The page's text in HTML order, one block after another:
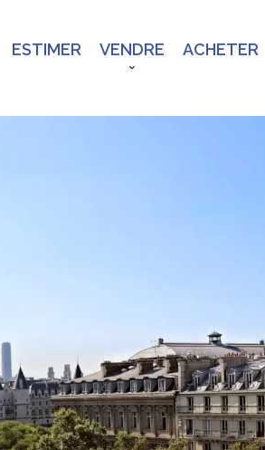
ESTIMER VENDRE ACHETER